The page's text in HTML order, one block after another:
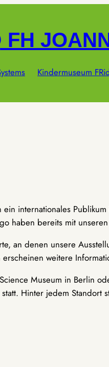
Kindermuseum
ein internationales
haben bereits mit
an denen unsere
weitere
Museum in Berlin
Hinter jedem